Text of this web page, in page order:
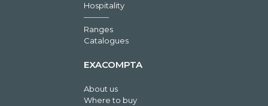
Hospitality
Ranges
Catalogues
EXACOMPTA
About us
Where to buy